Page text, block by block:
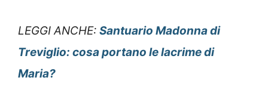
LEGGI ANCHE: Santuario Madonna di
Treviglio: cosa portano le lacrime di
Maria?